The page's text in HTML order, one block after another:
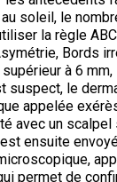
soleil, le
la règle
Bords
à 6 mm,
suspect, le
appelée
avec un
ensuite
permet de